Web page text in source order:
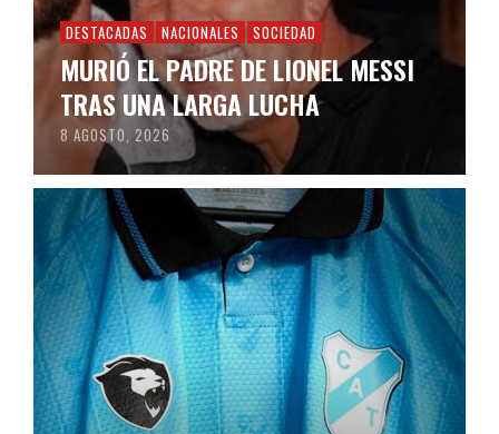
DESTACADAS NACIONALES SOCIEDAD
MURIÓ EL PADRE DE LIONEL MESSI
TRAS UNA LARGA LUCHA
8 AGOSTO, 2026